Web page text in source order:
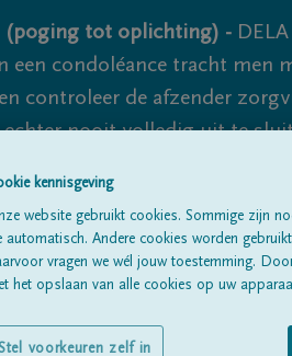
(poging tot oplichting) -
condoléance tracht men
controleer de afzender
nooit volledig uit te
kennisgeving
website gebruikt cookies. Sommige zijn
automatisch. Andere cookies worden
vragen we wél jouw toestemming.
het opslaan van alle cookies op uw
voorkeuren zelf in